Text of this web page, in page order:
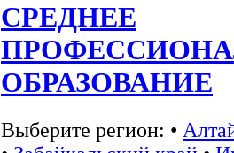
СРЕДНЕЕ
ОБРАЗОВАНИЕ
Выберите регион: •